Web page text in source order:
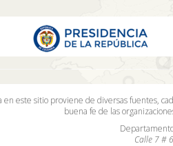
en este sitio proviene de diversas fuentes,
buena fe de las
Calle 7 #